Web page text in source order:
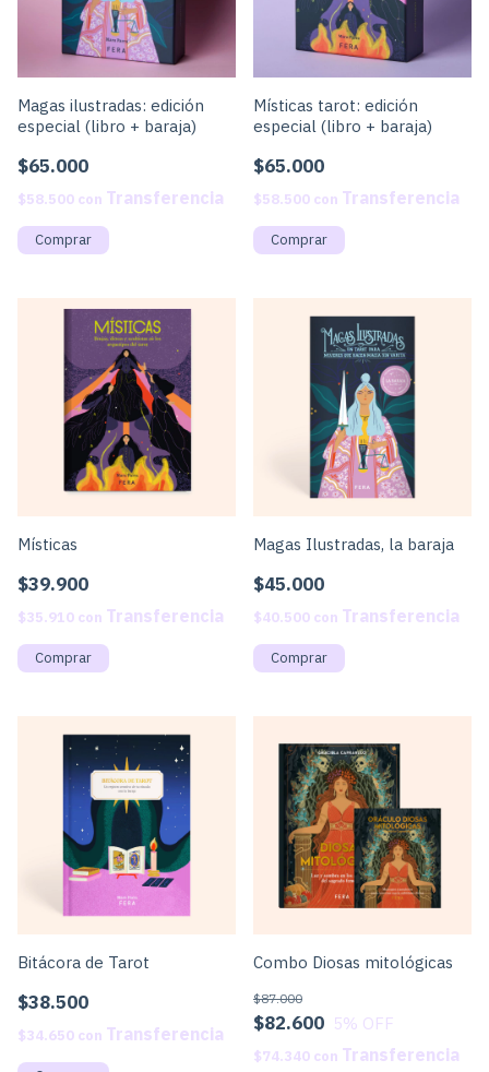
Magas ilustradas: edición
especial (libro + baraja)
$65.000
$58.500 con
Místicas tarot: edición
especial (libro + baraja)
$65.000
$58.500 con
Místicas
$39.900
$35.910 con
Magas Ilustradas, la baraja
$45.000
$40.500 con
Bitácora de Tarot
$38.500
$34.650 con
Combo Diosas mitológicas
$82.600
$87.000
5% OFF
$74.340 con